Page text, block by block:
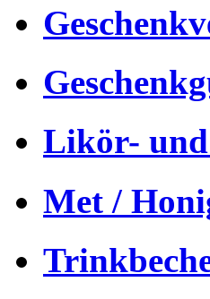
Likör- und
Met /